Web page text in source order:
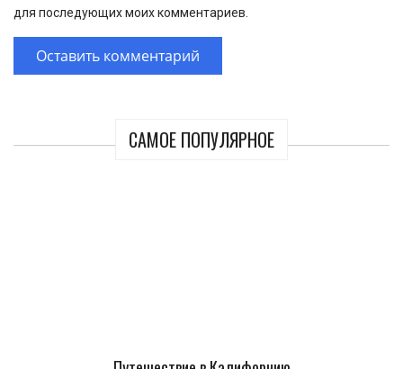
САМОЕ ПОПУЛЯРНОЕ
для последующих моих комментариев.